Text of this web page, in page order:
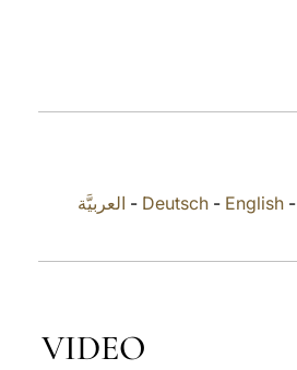
العربيَّة - Deutsch- English-
VIDEO